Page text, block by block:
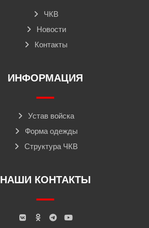
ЧКВ
Новости
Контакты
ИНФОРМАЦИЯ
Устав войска
Форма одежды
Структура ЧКВ
НАШИ КОНТАКТЫ